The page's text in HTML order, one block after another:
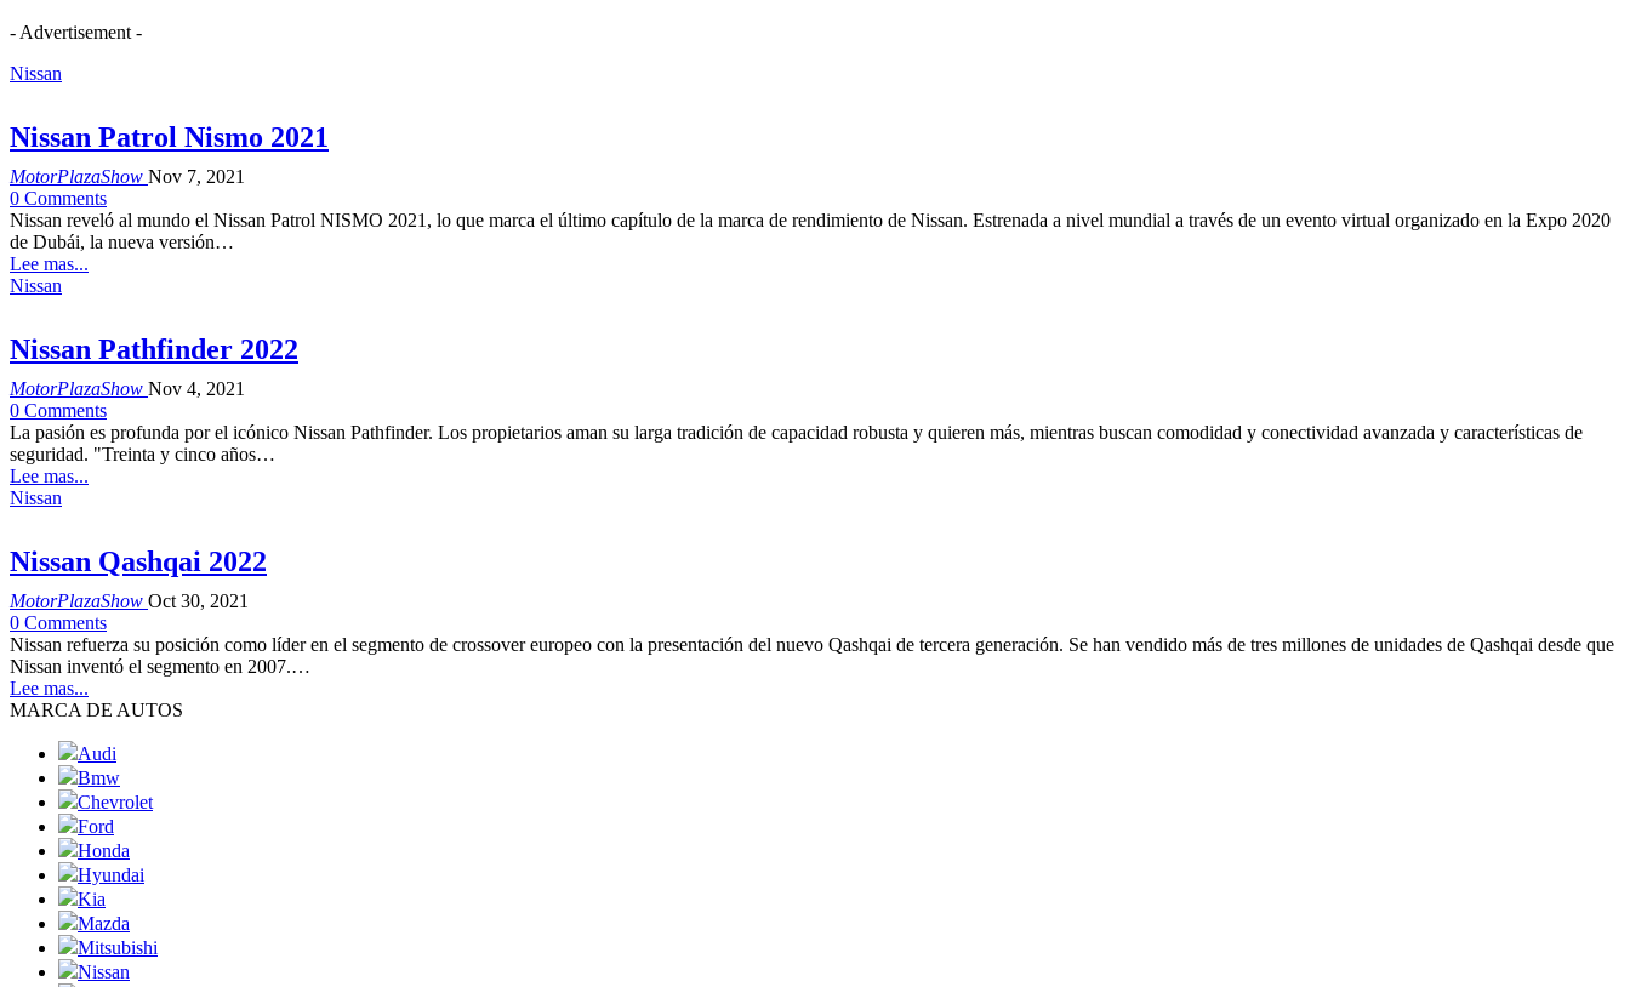
- Advertisement -
Nissan
Nissan Patrol Nismo 2021
MotorPlazaShow Nov 7, 2021
0 Comments
Nissan reveló al mundo el Nissan Patrol NISMO 2021, lo que marca el último capítulo de la marca de rendimiento de Nissan. Estrenada a nivel mundial a través de un evento virtual organizado en la Expo 2020
de Dubái, la nueva versión…
Lee mas...
Nissan
Nissan Pathfinder 2022
MotorPlazaShow Nov 4, 2021
0 Comments
La pasión es profunda por el icónico Nissan Pathfinder. Los propietarios aman su larga tradición de capacidad robusta y quieren más, mientras buscan comodidad y conectividad avanzada y características de
seguridad. "Treinta y cinco años…
Lee mas...
Nissan
Nissan Qashqai 2022
MotorPlazaShow Oct 30, 2021
0 Comments
Nissan refuerza su posición como líder en el segmento de crossover europeo con la presentación del nuevo Qashqai de tercera generación. Se han vendido más de tres millones de unidades de Qashqai desde que
Nissan inventó el segmento en 2007.…
Lee mas...
MARCA DE AUTOS
Audi
Bmw
Chevrolet
Ford
Honda
Hyundai
Kia
Mazda
Mitsubishi
Nissan